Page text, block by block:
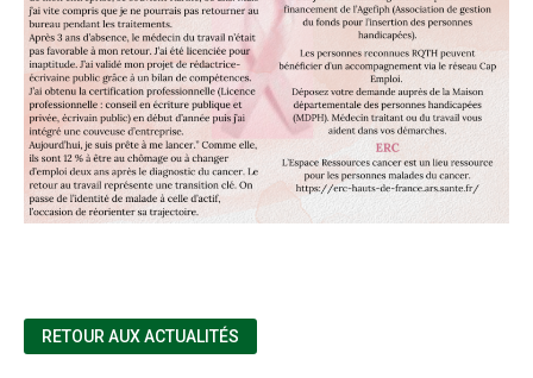
RETOUR AUX ACTUALITÉS